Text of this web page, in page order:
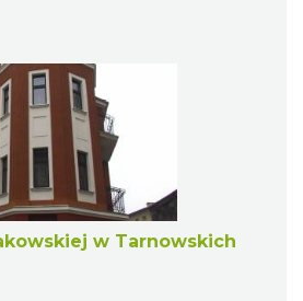
w Tarnowskich